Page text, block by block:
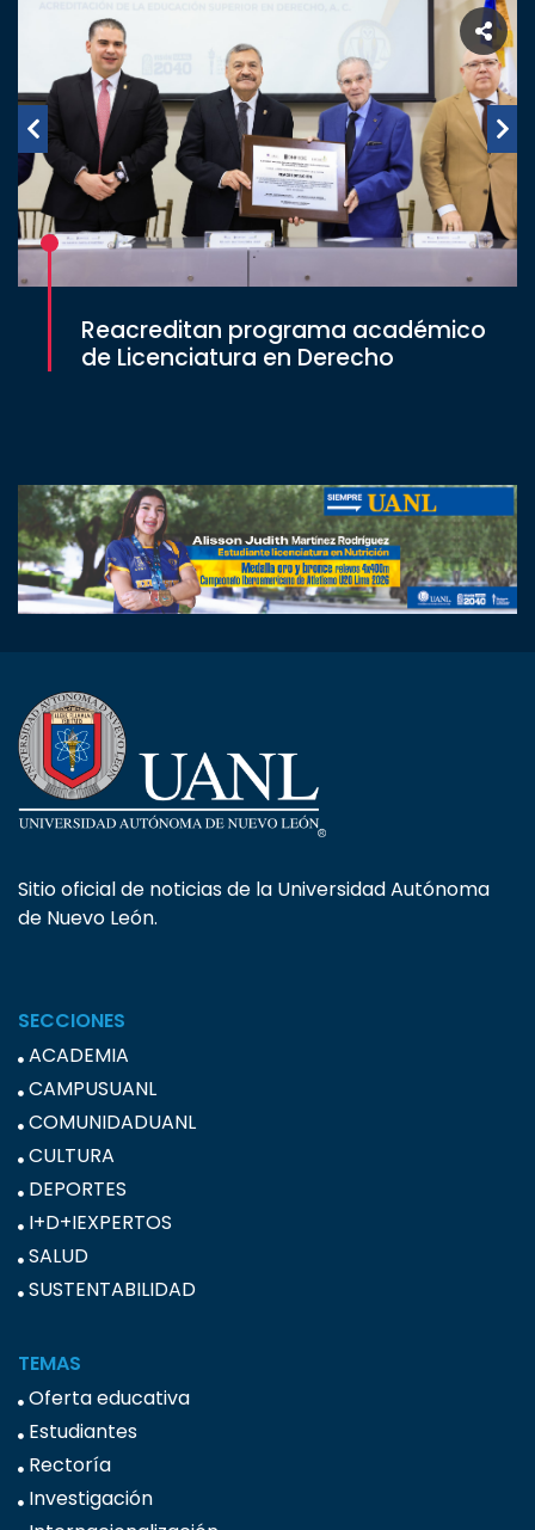
Reacreditan programa académico
de Licenciatura en Derecho
Sitio oficial de noticias de la Universidad Autónoma
de Nuevo León.
SECCIONES
ACADEMIA
CAMPUSUANL
COMUNIDADUANL
CULTURA
DEPORTES
I+D+IEXPERTOS
SALUD
SUSTENTABILIDAD
TEMAS
Oferta educativa
Estudiantes
Rectoría
Investigación